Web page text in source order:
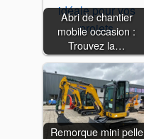
Abri de chantier
mobile occasion :
Trouvez la…
Remorque mini pelle